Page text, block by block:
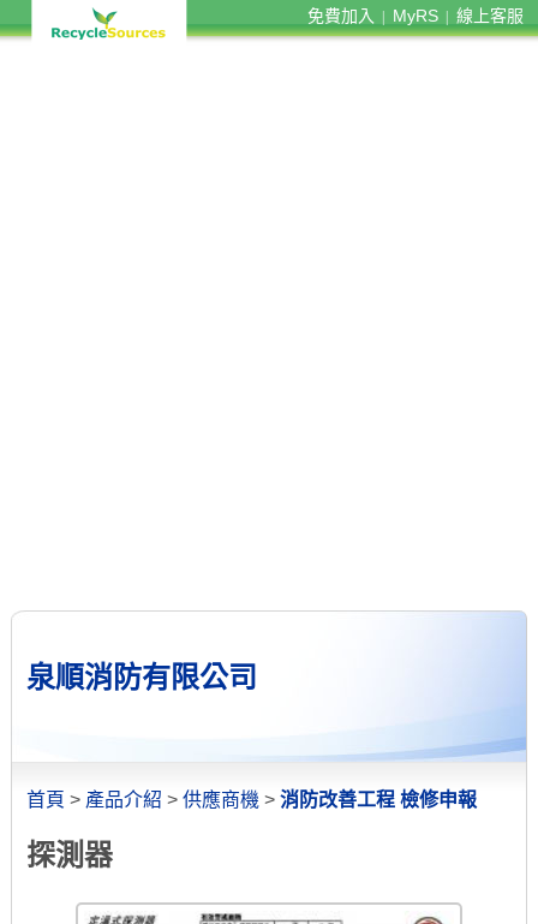
免費加入 MyRS 線上客服
泉順消防有限公司
首頁 > 產品介紹 > 供應商機 > 消防改善工程 檢修申報
探測器